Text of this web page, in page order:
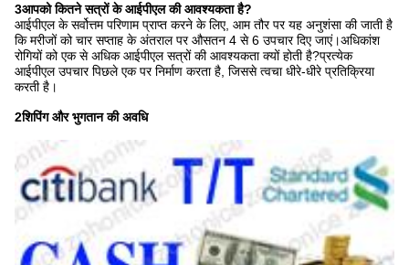
3आपको कितने सत्रों के आईपीएल की आवश्यकता है?
आईपीएल के सर्वोत्तम परिणाम प्राप्त करने के लिए, आम तौर पर यह अनुशंसा की जाती है
कि मरीजों को चार सप्ताह के अंतराल पर औसतन 4 से 6 उपचार दिए जाएं।अधिकांश
रोगियों को एक से अधिक आईपीएल सत्रों की आवश्यकता क्यों होती है?प्रत्येक
आईपीएल उपचार पिछले एक पर निर्माण करता है, जिससे त्वचा धीरे-धीरे प्रतिक्रिया
करती है।
2शिपिंग और भुगतान की अवधि